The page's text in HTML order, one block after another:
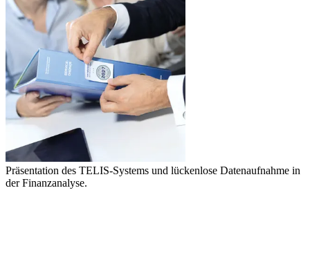
Präsentation des TELIS-Systems und lückenlose Datenaufnahme in
der Finanzanalyse.